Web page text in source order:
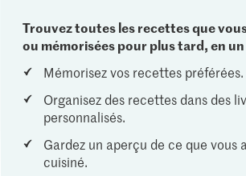
Trouvez toutes les recettes que
ou mémorisées pour plus tard, en
Mémorisez vos recettes préférées.
Organisez des recettes dans des
personnalisés.
Gardez un aperçu de ce que vous
cuisiné.